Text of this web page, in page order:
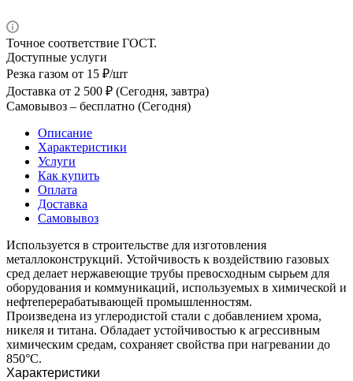
Точное соответствие ГОСТ.
Доступные услуги
Резка газом от 15 ₽/шт
Доставка от 2 500 ₽ (Сегодня, завтра)
Самовывоз – бесплатно (Сегодня)
Описание
Характеристики
Услуги
Как купить
Оплата
Доставка
Самовывоз
Используется в строительстве для изготовления
металлоконструкций. Устойчивость к воздействию газовых
сред делает нержавеющие трубы превосходным сырьем для
оборудования и коммуникаций, используемых в химической и
нефтеперерабатывающей промышленностям.
Произведена из углеродистой стали с добавлением хрома,
никеля и титана. Обладает устойчивостью к агрессивным
химическим средам, сохраняет свойства при нагревании до
850°C.
Характеристики